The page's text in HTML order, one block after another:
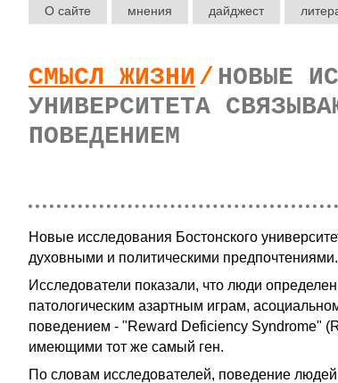
О сайте мнения дайджест
СМЫСЛ ЖИЗНИ / НОВЫЕ
УНИВЕРСИТЕТА
ПОВЕДЕНИЕМ
Новые исследования Бостонского
духовными и политическими предпочтениями.
Исследователи показали, что люди
патологическим азартным играм,
поведением - "Reward Deficiency Syndrome"
имеющими тот же самый ген.
По словам исследователей, поведение людей